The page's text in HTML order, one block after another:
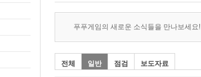
푸푸게임의 새로운 소식들을 만나보세요!
전체 일반 점검 보도자료